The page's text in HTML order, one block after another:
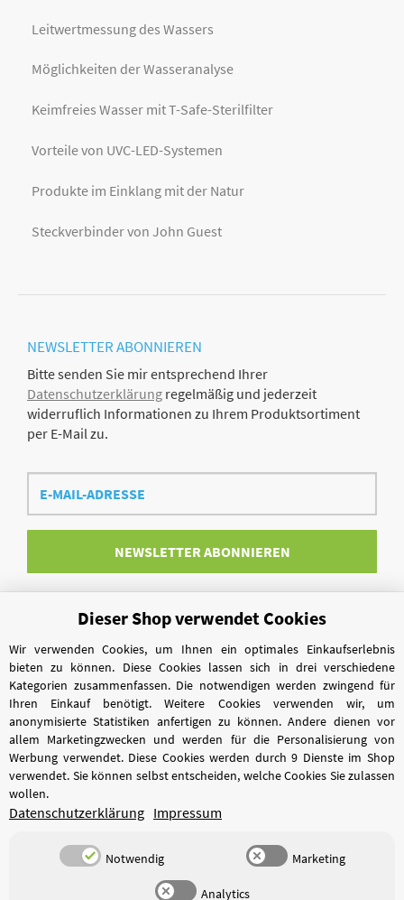
Leitwertmessung des Wassers
Möglichkeiten der Wasseranalyse
Keimfreies Wasser mit T-Safe-Sterilfilter
Vorteile von UVC-LED-Systemen
Produkte im Einklang mit der Natur
Steckverbinder von John Guest
NEWSLETTERABONNIEREN
Bitte senden Sie mir entsprechend Ihrer
Datenschutzerklärung regelmäßig und jederzeit
widerruflich Informationen zu Ihrem Produktsortiment
per E-Mail zu.
E-
Mail-
Adresse
NEWSLETTERABONNIEREN
Vertrag widerrufen
Dieser Shop verwendet Cookies
Wir verwenden Cookies, um Ihnen ein optimales Einkaufserlebnis
bieten zu können. Diese Cookies lassen sich in drei verschiedene
Kategorien zusammenfassen. Die notwendigen werden zwingend für
Ihren Einkauf benötigt. Weitere Cookies verwenden wir, um
anonymisierte Statistiken anfertigen zu können. Andere dienen vor
allem Marketingzwecken und werden für die Personalisierung von
Werbung verwendet. Diese Cookies werden durch 9 Dienste im Shop
verwendet. Sie können selbst entscheiden, welche Cookies Sie zulassen
wollen.
Datenschutzerklärung Impressum
Notwendig Marketing
Analytics